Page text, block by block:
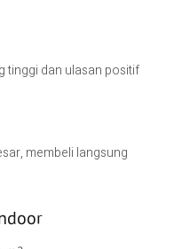
tinggi dan ulasan positif
membeli langsung